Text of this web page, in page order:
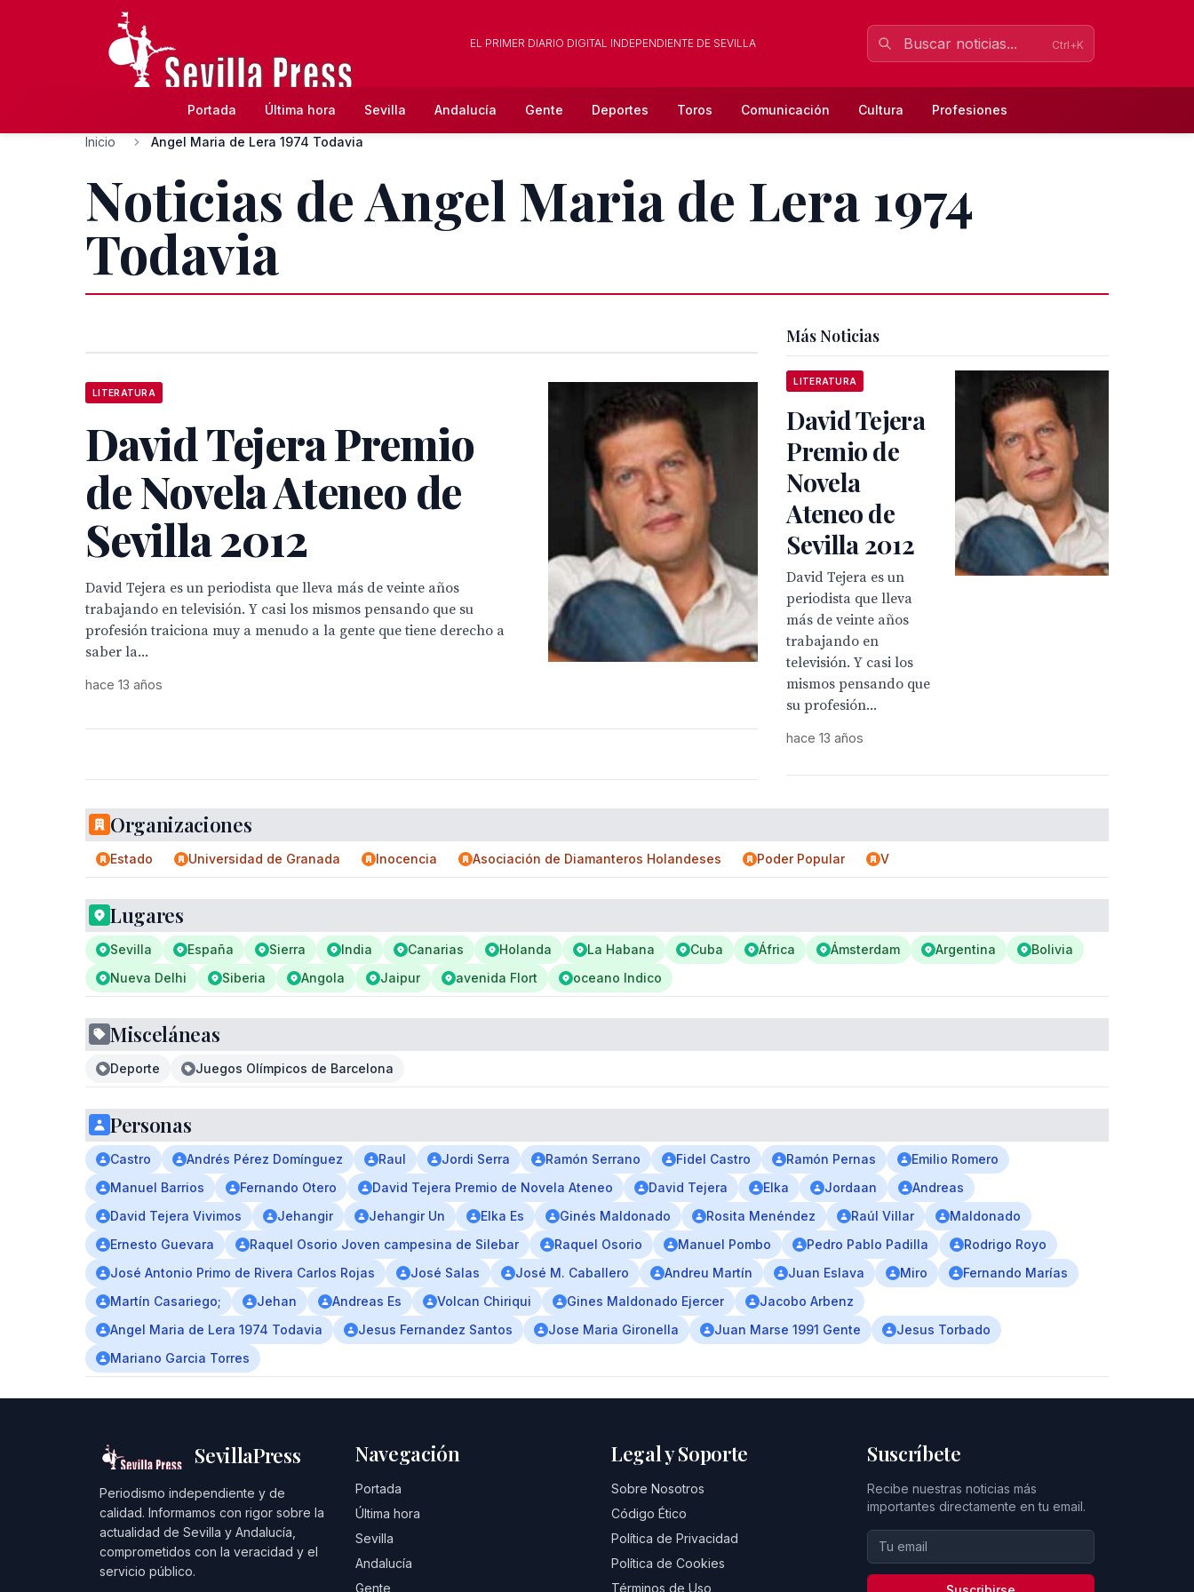
EL PRIMER DIARIO DIGITAL INDEPENDIENTE DE SEVILLA Ctrl+K
Portada Última hora Sevilla Andalucía Gente Deportes Toros Comunicación Cultura Profesiones
Inicio Angel Maria de Lera 1974 Todavia
Noticias de Angel Maria de Lera 1974
Todavia
LITERATURA
David Tejera Premio
de Novela Ateneo de
Sevilla 2012
David Tejera es un periodista que lleva más de veinte años
trabajando en televisión. Y casi los mismos pensando que su
profesión traiciona muy a menudo a la gente que tiene derecho a
saber la...
hace 13 años
Más Noticias
LITERATURA
David Tejera
Premio de
Novela
Ateneo de
Sevilla 2012
David Tejera es un
periodista que lleva
más de veinte años
trabajando en
televisión. Y casi los
mismos pensando que
su profesión...
hace 13 años
Organizaciones
Estado Universidad de Granada Inocencia Asociación de Diamanteros Holandeses Poder Popular V
Lugares
Sevilla España Sierra India Canarias Holanda La Habana Cuba África Ámsterdam Argentina
Bolivia
Nueva Delhi
Siberia Angola Jaipur avenida Flort oceano Indico
Misceláneas
Deporte Juegos Olímpicos de Barcelona
Personas
Castro Andrés Pérez Domínguez Raul Jordi Serra Ramón Serrano Fidel Castro Ramón Pernas
Emilio Romero
Manuel Barrios
Fernando Otero David Tejera Premio de Novela Ateneo David Tejera Elka Jordaan
Andreas
David Tejera Vivimos
Jehangir Jehangir Un Elka Es Ginés Maldonado Rosita Menéndez Raúl Villar
Maldonado
Ernesto Guevara
Raquel Osorio Joven campesina de Silebar Raquel Osorio Manuel Pombo Pedro Pablo Padilla
Rodrigo Royo
José Antonio Primo de Rivera Carlos Rojas
José Salas José M. Caballero Andreu Martín Juan Eslava Miro
Fernando Marías
Martín Casariego;
Jehan Andreas Es Volcan Chiriqui Gines Maldonado Ejercer
Jacobo Arbenz
Angel Maria de Lera 1974 Todavia
Jesus Fernandez Santos Jose Maria Gironella Juan Marse 1991 Gente
Jesus Torbado
Mariano Garcia Torres
SevillaPress
Periodismo independiente y de
calidad. Informamos con rigor sobre la
actualidad de Sevilla y Andalucía,
comprometidos con la veracidad y el
servicio público.
Navegación
Portada
Última hora
Sevilla
Andalucía
Gente
Legal y Soporte
Sobre Nosotros
Código Ético
Política de Privacidad
Política de Cookies
Términos de Uso
Suscríbete
Recibe nuestras noticias más
importantes directamente en tu email.